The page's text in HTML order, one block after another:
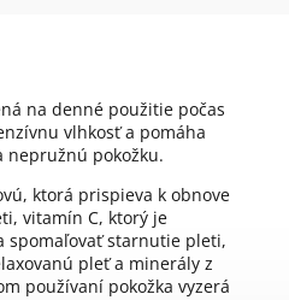
na denné použitie počas
vlhkosť a pomáha
nepružnú pokožku.
ktorá prispieva k obnove
vitamín C, ktorý je
spomaľovať starnutie pleti,
pleť a minerály z
používaní pokožka vyzerá